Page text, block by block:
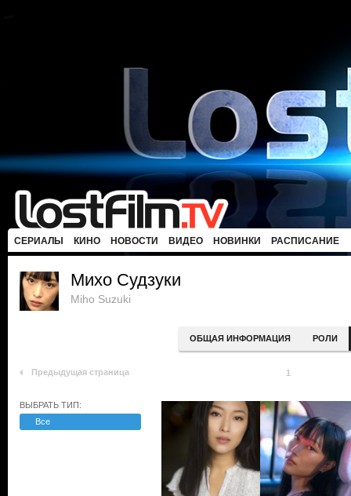
СЕРИАЛЫ КИНО НОВОСТИ ВИДЕО НОВИНКИ РАСПИСАНИЕ
Михо Судзуки
Miho Suzuki
ОБЩАЯ ИНФОРМАЦИЯ РОЛИ
Предыдущая страница 1
ВЫБРАТЬ ТИП:
Все